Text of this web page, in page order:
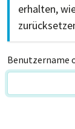
erhalten,
Benutzername